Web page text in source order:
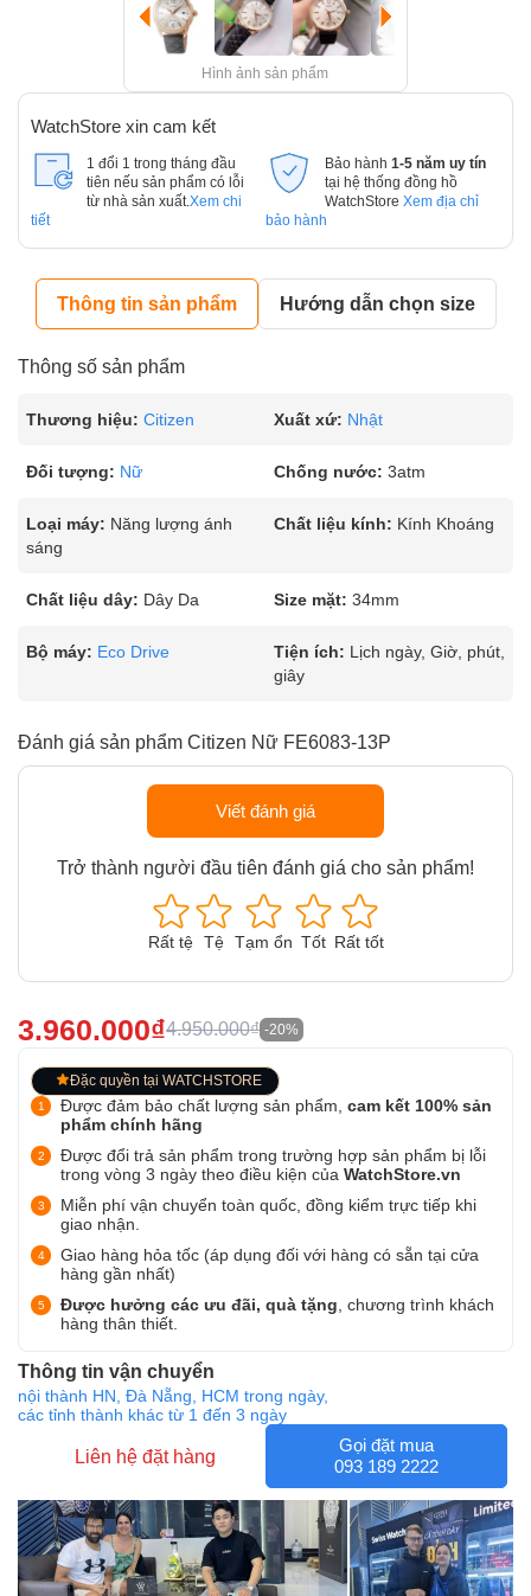
Hình ảnh sản phẩm
WatchStore xin cam kết
1 đổi 1 trong tháng đầu
tiên nếu sản phẩm có lỗi
từ nhà sản xuất. Xem chi
tiết
Bảo hành 1-5 năm uy tín
tại hệ thống đồng hồ
WatchStore Xem địa chỉ
bảo hành
Thông tin sản phẩm Hướng dẫn chọn size
Thông số sản phẩm
Thương hiệu: Citizen Xuất xứ: Nhật
Đối tượng: Nữ Chống nước: 3atm
Loại máy: Năng lượng ánh
sáng
Chất liệu kính: Kính Khoáng
Chất liệu dây: Dây Da Size mặt: 34mm
Bộ máy: Eco Drive Tiện ích: Lịch ngày, Giờ, phút,
giây
Đánh giá sản phẩm Citizen Nữ FE6083-13P
Viết đánh giá
Trở thành người đầu tiên đánh giá cho sản phẩm!
Rất tệ Tệ Tạm ổn Tốt Rất tốt
3.960.000₫4.950.000₫ -20%
Đặc quyền tại WATCHSTORE
Được đảm bảo chất lượng sản phẩm, cam kết 100% sản
phẩm chính hãng
Được đổi trả sản phẩm trong trường hợp sản phẩm bị lỗi
trong vòng 3 ngày theo điều kiện của WatchStore.vn
Miễn phí vận chuyển toàn quốc, đồng kiểm trực tiếp khi
giao nhận.
Giao hàng hỏa tốc (áp dụng đối với hàng có sẵn tại cửa
hàng gần nhất)
Được hưởng các ưu đãi, quà tặng , chương trình khách
hàng thân thiết.
Thông tin vận chuyển
nội thành HN, Đà Nẵng, HCM trong ngày,
các tỉnh thành khác từ 1 đến 3 ngày
Liên hệ đặt hàng
Gọi đặt mua
093 189 2222